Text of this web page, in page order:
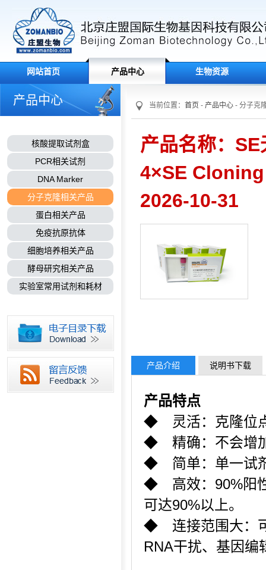
网站首页 产品中心 生物资源
产品中心
核酸提取试剂盒
PCR相关试剂
DNA Marker
分子克隆相关产品
蛋白相关产品
免疫抗原抗体
细胞培养相关产品
酵母研究相关产品
实验室常用试剂和耗材
当前位置： 首页 - 产品中心 - 分子克
产品名称：
4×SE
2026-10-31
产品介绍 说明书下载
产品特点
◆ 灵活：克隆
◆ 精确：不会增
◆ 简单：单一试
◆ 高效：90%阳性
可达90%以上。
◆ 连接范围大：可
RNA干扰、基因编